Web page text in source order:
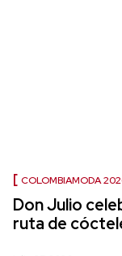
COLOMBIAMODA
Don Julio
ruta de